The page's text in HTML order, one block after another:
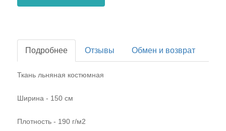
Подробнее Отзывы Обмен и возврат
Ткань льняная костюмная
Ширина - 150 см
Плотность - 190 г/м2